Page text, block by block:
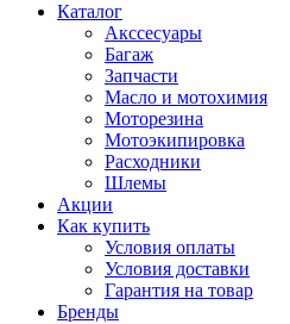
Каталог
Акссесуары
Багаж
Запчасти
Масло и мотохимия
Моторезина
Мотоэкипировка
Расходники
Шлемы
Акции
Как купить
Условия оплаты
Условия доставки
Гарантия на товар
Бренды